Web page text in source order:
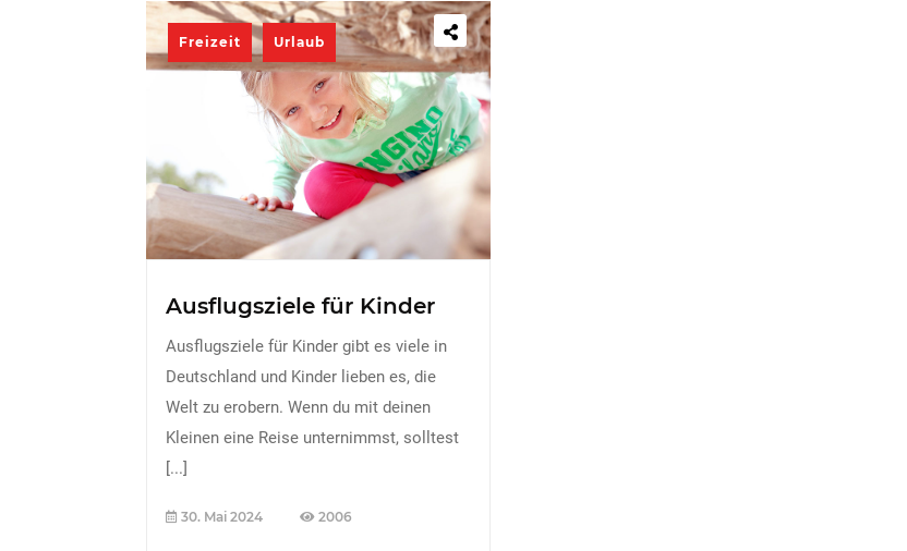
Freizeit Urlaub
Ausflugsziele für Kinder
Ausflugsziele für Kinder gibt es viele in
Deutschland und Kinder lieben es, die
Welt zu erobern. Wenn du mit deinen
Kleinen eine Reise unternimmst, solltest
[...]
30. Mai 2024 2006